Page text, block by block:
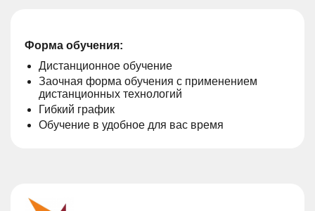
Форма обучения:
Дистанционное обучение
Заочная форма обучения с применением
дистанционных технологий
Гибкий график
Обучение в удобное для вас время